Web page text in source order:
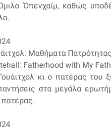
Όπενχαϊμ, καθώς
Μαθήματα Πατρότητας
Fatherhood with My
κι ο πατέρας του
στα μεγάλα
πατέρας.